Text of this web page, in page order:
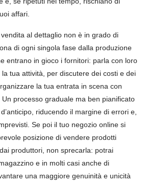
affari.
al dettaglio non è in grado di
di ogni singola fase dalla produzione
entrano in gioco i fornitori: parla con loro
tua attività, per discutere dei costi e dei
la tua entrata in scena con
Un processo graduale ma ben pianificato
riducendo il margine di errori e,
Se poi il tuo negozio online si
posizione di vendere prodotti
produttori, non sprecarla: potrai
e in molti casi anche di
una maggiore genuinità e unicità